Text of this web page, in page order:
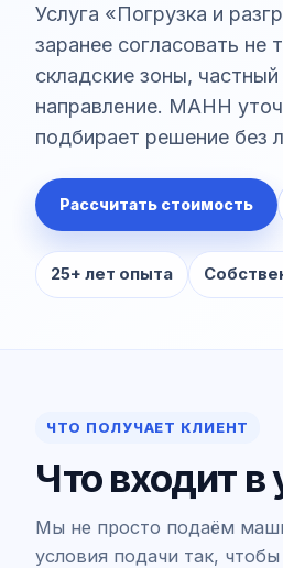
Услуга «Погрузка и
заранее согласовать не
складские зоны,
направление. МАНН
подбирает решение без
Рассчитать стоимость
25+ лет опыта
ЧТО ПОЛУЧАЕТ КЛИЕНТ
Что входит в
Мы не просто подаём
условия подачи так,